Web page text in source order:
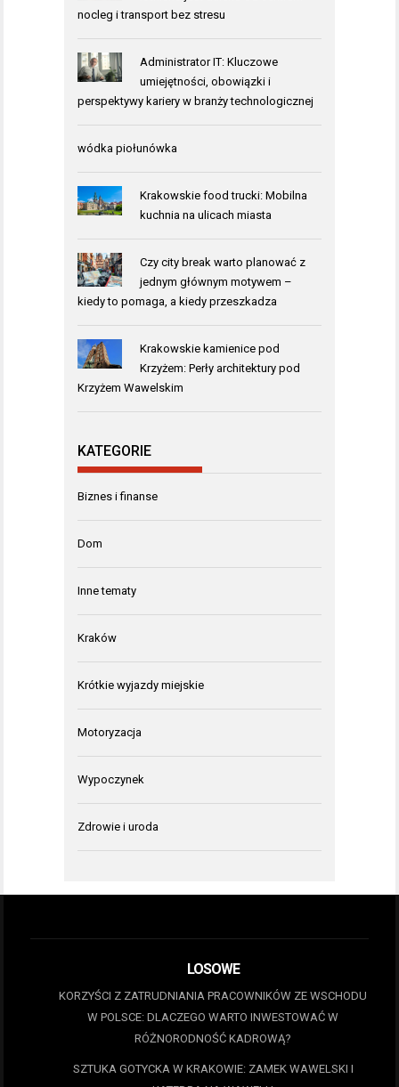
nocleg i transport bez stresu
Administrator IT: Kluczowe
umiejętności, obowiązki i
perspektywy kariery w branży technologicznej
wódka piołunówka
Krakowskie food trucki: Mobilna
kuchnia na ulicach miasta
Czy city break warto planować z
jednym głównym motywem –
kiedy to pomaga, a kiedy przeszkadza
Krakowskie kamienice pod
Krzyżem: Perły architektury pod
Krzyżem Wawelskim
KATEGORIE
Biznes i finanse
Dom
Inne tematy
Kraków
Krótkie wyjazdy miejskie
Motoryzacja
Wypoczynek
Zdrowie i uroda
LOSOWE
KORZYŚCI Z ZATRUDNIANIA PRACOWNIKÓW ZE WSCHODU
W POLSCE: DLACZEGO WARTO INWESTOWAĆ W
RÓŻNORODNOŚĆ KADROWĄ?
SZTUKA GOTYCKA W KRAKOWIE: ZAMEK WAWELSKI I